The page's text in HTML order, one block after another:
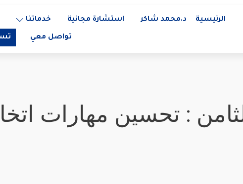
الرئيسية د.محمد شاكر استشارة مجانية خدماتنا
تواصل معي
: تحسين مهارات